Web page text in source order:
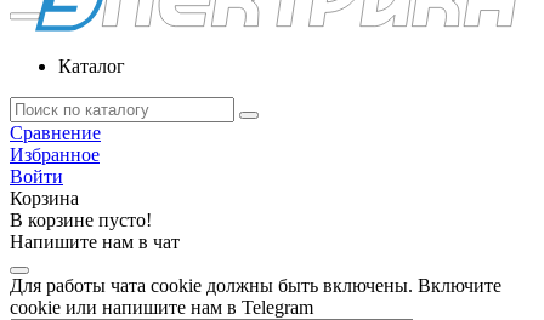
Каталог
Сравнение
Избранное
Войти
Корзина
В корзине пусто!
Напишите нам в чат
Для работы чата cookie должны быть включены. Включите
cookie или напишите нам в Telegram